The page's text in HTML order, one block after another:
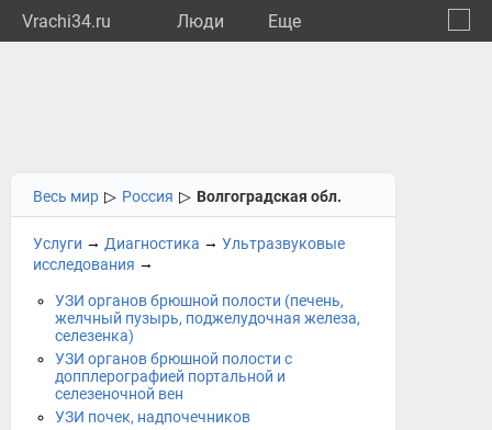
Vrachi34.ru Люди Eще
Весь мир ▷ Россия ▷ Волгоградская обл.
Услуги → Диагностика → Ультразвуковые
исследования →
УЗИ органов брюшной полости (печень,
желчный пузырь, поджелудочная железа,
селезенка)
УЗИ органов брюшной полости с
допплерографией портальной и
селезеночной вен
УЗИ почек, надпочечников